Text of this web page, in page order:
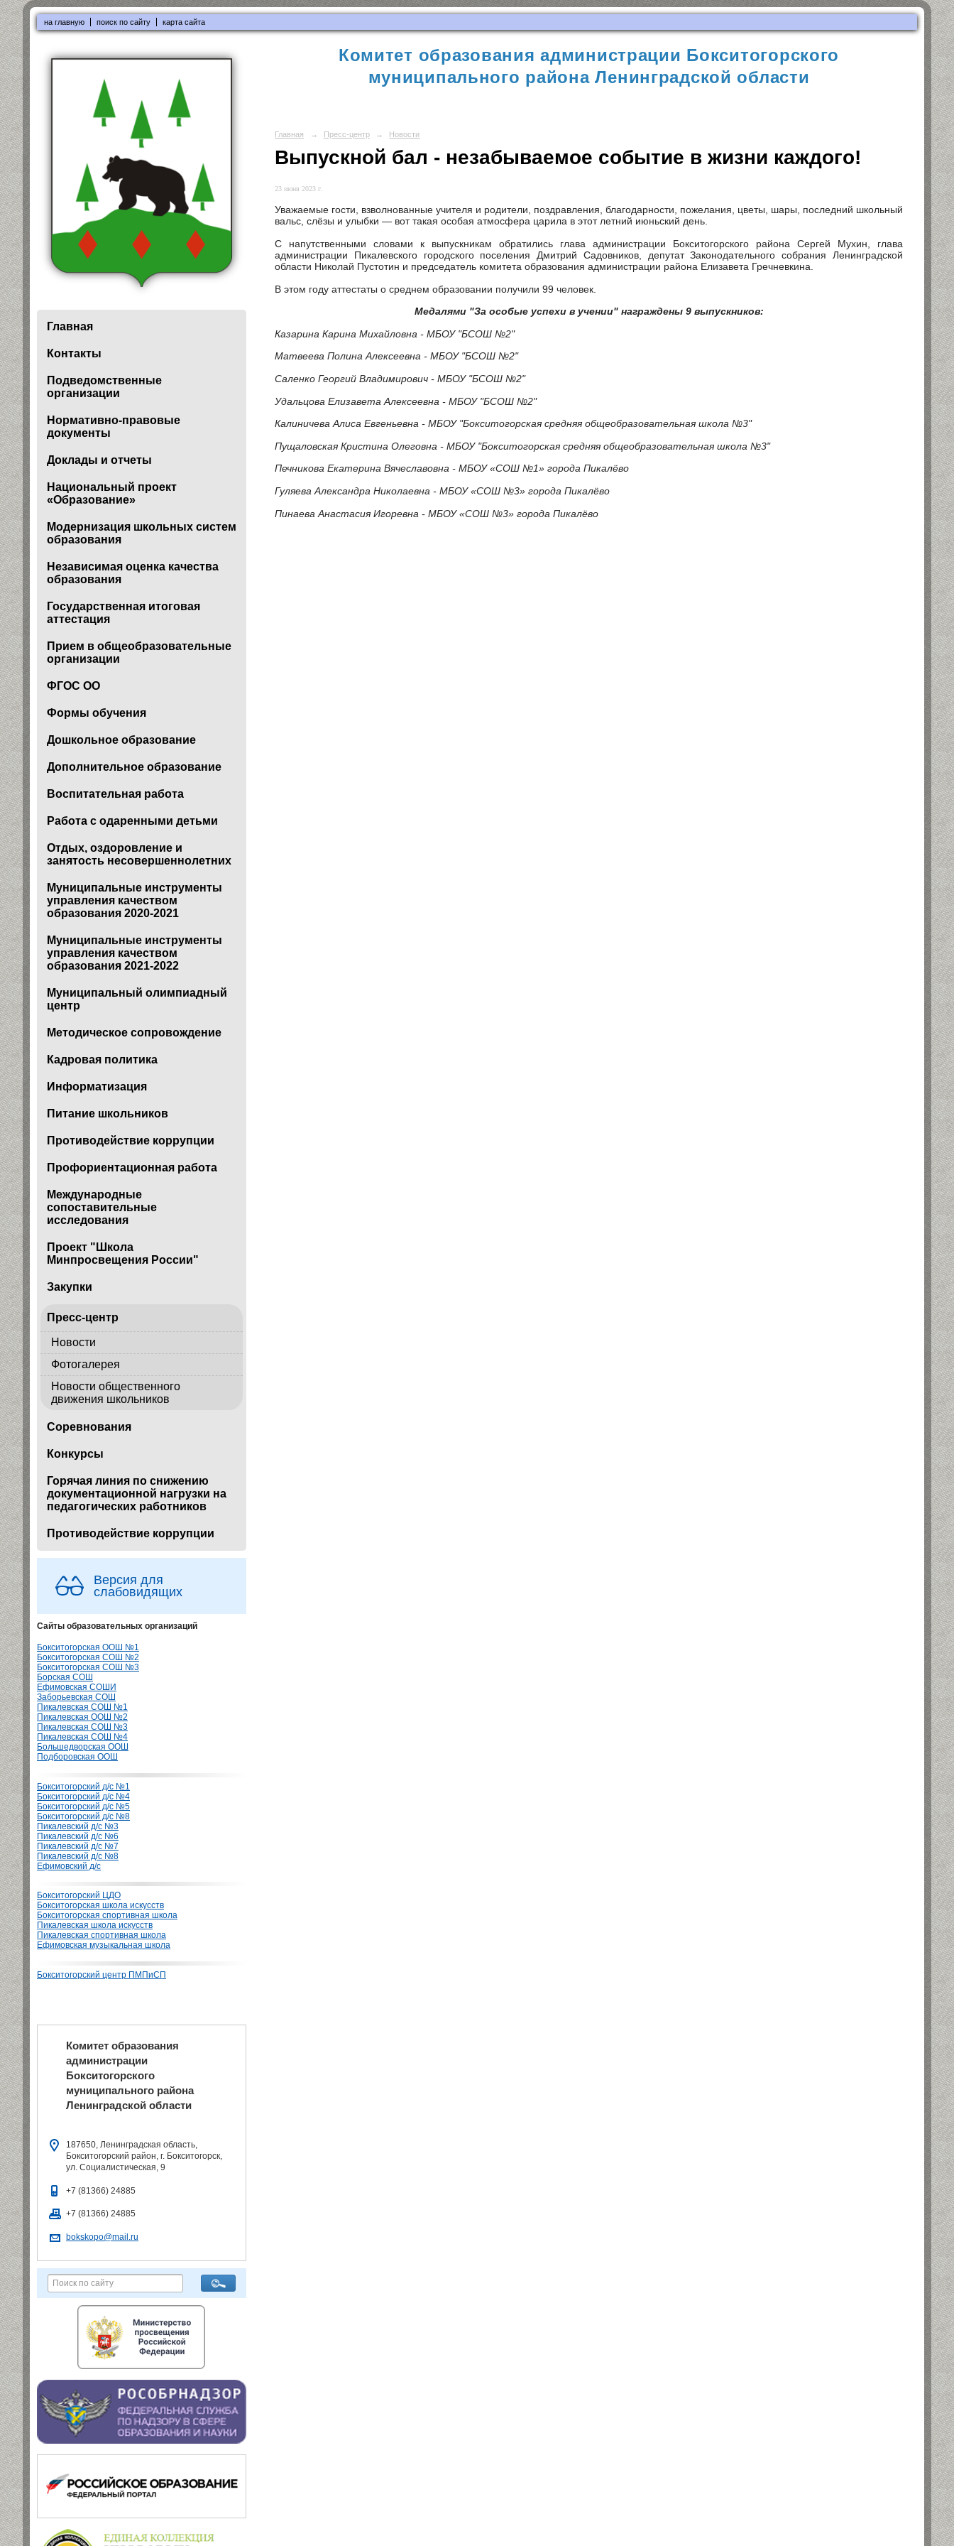
на главную поиск по сайту карта сайта
Главная
Контакты
Подведомственные
организации
Нормативно-правовые
документы
Доклады и отчеты
Национальный проект
«Образование»
Модернизация школьных систем
образования
Независимая оценка качества
образования
Государственная итоговая
аттестация
Прием в общеобразовательные
организации
ФГОС ОО
Формы обучения
Дошкольное образование
Дополнительное образование
Воспитательная работа
Работа с одаренными детьми
Отдых, оздоровление и
занятость несовершеннолетних
Муниципальные инструменты
управления качеством
образования 2020-2021
Муниципальные инструменты
управления качеством
образования 2021-2022
Муниципальный олимпиадный
центр
Методическое сопровождение
Кадровая политика
Информатизация
Питание школьников
Противодействие коррупции
Профориентационная работа
Международные
сопоставительные
исследования
Проект "Школа
Минпросвещения России"
Закупки
Пресс-центр
Новости
Фотогалерея
Новости общественного
движения школьников
Соревнования
Конкурсы
Горячая линия по снижению
документационной нагрузки на
педагогических работников
Противодействие коррупции
Версия для
слабовидящих
Сайты образовательных организаций
Бокситогорская ООШ №1
Бокситогорская СОШ №2
Бокситогорская СОШ №3
Борская СОШ
Ефимовская СОШИ
Заборьевская СОШ
Пикалевская СОШ №1
Пикалевская ООШ №2
Пикалевская СОШ №3
Пикалевская СОШ №4
Большедворская ООШ
Подборовская ООШ
Бокситогорский д/с №1
Бокситогорский д/с №4
Бокситогорский д/с №5
Бокситогорский д/с №8
Пикалевский д/с №3
Пикалевский д/с №6
Пикалевский д/с №7
Пикалевский д/с №8
Ефимовский д/с
Бокситогорский ЦДО
Бокситогорская школа искусств
Бокситогорская спортивная школа
Пикалевская школа искусств
Пикалевская спортивная школа
Ефимовская музыкальная школа
Бокситогорский центр ПМПиСП
Комитет образования
администрации
Бокситогорского
муниципального района
Ленинградской области
187650, Ленинградская область,
Бокситогорский район, г. Бокситогорск,
ул. Социалистическая, 9
+7 (81366) 24885
+7 (81366) 24885
bokskopo@mail.ru
Комитет образования администрации Бокситогорского
муниципального района Ленинградской области
Главная → Пресс-центр → Новости
Выпускной бал - незабываемое событие в жизни каждого!
23 июня 2023 г.
Уважаемые гости, взволнованные учителя и родители, поздравления, благодарности, пожелания, цветы, шары, последний школьный
вальс, слёзы и улыбки — вот такая особая атмосфера царила в этот летний июньский день.
С напутственными словами к выпускникам обратились глава администрации Бокситогорского района Сергей Мухин, глава
администрации Пикалевского городского поселения Дмитрий Садовников, депутат Законодательного собрания Ленинградской
области Николай Пустотин и председатель комитета образования администрации района Елизавета Гречневкина.
В этом году аттестаты о среднем образовании получили 99 человек.
Медалями "За особые успехи в учении" награждены 9 выпускников:
Казарина Карина Михайловна - МБОУ "БСОШ №2"
Матвеева Полина Алексеевна - МБОУ "БСОШ №2"
Саленко Георгий Владимирович - МБОУ "БСОШ №2"
Удальцова Елизавета Алексеевна - МБОУ "БСОШ №2"
Калиничева Алиса Евгеньевна - МБОУ "Бокситогорская средняя общеобразовательная школа №3"
Пущаловская Кристина Олеговна - МБОУ "Бокситогорская средняя общеобразовательная школа №3"
Печникова Екатерина Вячеславовна - МБОУ «СОШ №1» города Пикалёво
Гуляева Александра Николаевна - МБОУ «СОШ №3» города Пикалёво
Пинаева Анастасия Игоревна - МБОУ «СОШ №3» города Пикалёво